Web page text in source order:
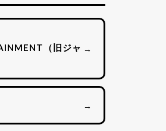
（旧ジャ →
→